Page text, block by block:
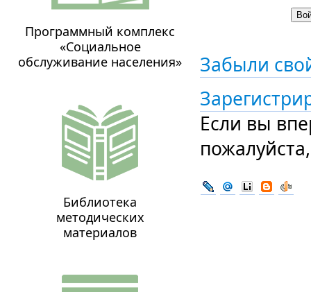
Забыли
Если вы
Программный комплекс
«Социальное
обслуживание населения»
Библиотека
методических
материалов